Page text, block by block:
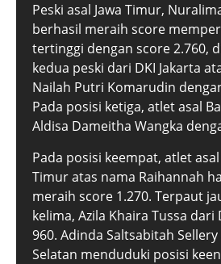
Peski asal Jawa Timur,
berhasil meraih score
tertinggi dengan score 2.760,
kedua peski dari DKI Jakarta
Nailah Putri Komarudin
Pada posisi ketiga, atlet asal
Aldisa Dameitha Wangka
Pada posisi keempat, atlet
Timur atas nama Raihannah
meraih score 1.270. Terpaut
kelima, Azila Khaira Tussa dari
960. Adinda Saltsabitah Sellery
Selatan menduduki posisi